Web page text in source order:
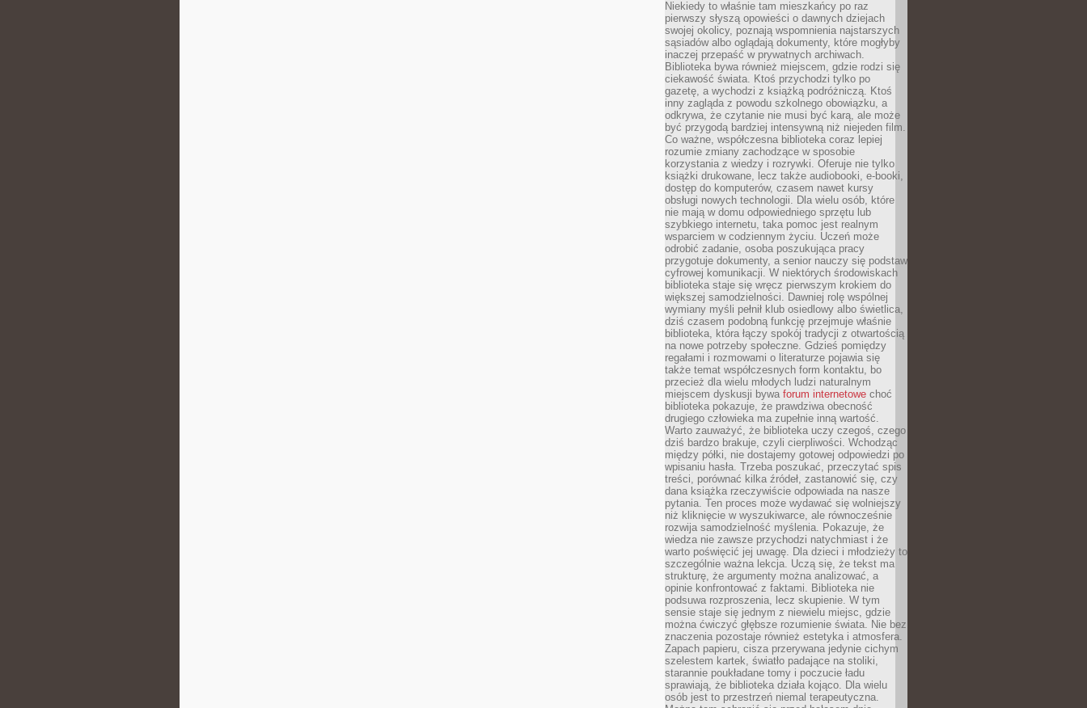
Niekiedy to właśnie tam mieszkańcy po raz
pierwszy słyszą opowieści o dawnych dziejach
swojej okolicy, poznają wspomnienia najstarszych
sąsiadów albo oglądają dokumenty, które mogłyby
inaczej przepaść w prywatnych archiwach.
Biblioteka bywa również miejscem, gdzie rodzi się
ciekawość świata. Ktoś przychodzi tylko po
gazetę, a wychodzi z książką podróżniczą. Ktoś
inny zagląda z powodu szkolnego obowiązku, a
odkrywa, że czytanie nie musi być karą, ale może
być przygodą bardziej intensywną niż niejeden film.
Co ważne, współczesna biblioteka coraz lepiej
rozumie zmiany zachodzące w sposobie
korzystania z wiedzy i rozrywki. Oferuje nie tylko
książki drukowane, lecz także audiobooki, e-booki,
dostęp do komputerów, czasem nawet kursy
obsługi nowych technologii. Dla wielu osób, które
nie mają w domu odpowiedniego sprzętu lub
szybkiego internetu, taka pomoc jest realnym
wsparciem w codziennym życiu. Uczeń może
odrobić zadanie, osoba poszukująca pracy
przygotuje dokumenty, a senior nauczy się podstaw
cyfrowej komunikacji. W niektórych środowiskach
biblioteka staje się wręcz pierwszym krokiem do
większej samodzielności. Dawniej rolę wspólnej
wymiany myśli pełnił klub osiedlowy albo świetlica,
dziś czasem podobną funkcję przejmuje właśnie
biblioteka, która łączy spokój tradycji z otwartością
na nowe potrzeby społeczne. Gdzieś pomiędzy
regałami i rozmowami o literaturze pojawia się
także temat współczesnych form kontaktu, bo
przecież dla wielu młodych ludzi naturalnym
miejscem dyskusji bywa forum internetowe choć
biblioteka pokazuje, że prawdziwa obecność
drugiego człowieka ma zupełnie inną wartość.
Warto zauważyć, że biblioteka uczy czegoś, czego
dziś bardzo brakuje, czyli cierpliwości. Wchodząc
między półki, nie dostajemy gotowej odpowiedzi po
wpisaniu hasła. Trzeba poszukać, przeczytać spis
treści, porównać kilka źródeł, zastanowić się, czy
dana książka rzeczywiście odpowiada na nasze
pytania. Ten proces może wydawać się wolniejszy
niż kliknięcie w wyszukiwarce, ale równocześnie
rozwija samodzielność myślenia. Pokazuje, że
wiedza nie zawsze przychodzi natychmiast i że
warto poświęcić jej uwagę. Dla dzieci i młodzieży to
szczególnie ważna lekcja. Uczą się, że tekst ma
strukturę, że argumenty można analizować, a
opinie konfrontować z faktami. Biblioteka nie
podsuwa rozproszenia, lecz skupienie. W tym
sensie staje się jednym z niewielu miejsc, gdzie
można ćwiczyć głębsze rozumienie świata. Nie bez
znaczenia pozostaje również estetyka i atmosfera.
Zapach papieru, cisza przerywana jedynie cichym
szelestem kartek, światło padające na stoliki,
starannie poukładane tomy i poczucie ładu
sprawiają, że biblioteka działa kojąco. Dla wielu
osób jest to przestrzeń niemal terapeutyczna.